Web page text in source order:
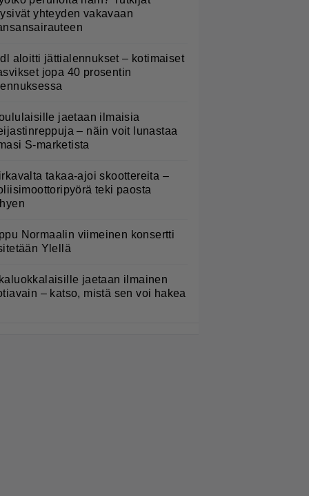
yhteyden vakavaan
aloitti jättialennukset – kotimaiset
jopa 40 prosentin
jaetaan ilmaisia
– näin voit lunastaa
S-marketista
takaa-ajoi skoottereita –
teki paosta
Normaalin viimeinen konsertti
Ylellä
jaetaan ilmainen
– katso, mistä sen voi hakea